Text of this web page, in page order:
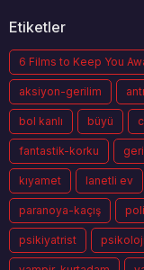
Etiketler
6 Films to Keep You
aksiyon-gerilim
bol kanlı büyü
fantastik-korku
kıyamet lanetli ev
paranoya-kaçış
psikiyatrist